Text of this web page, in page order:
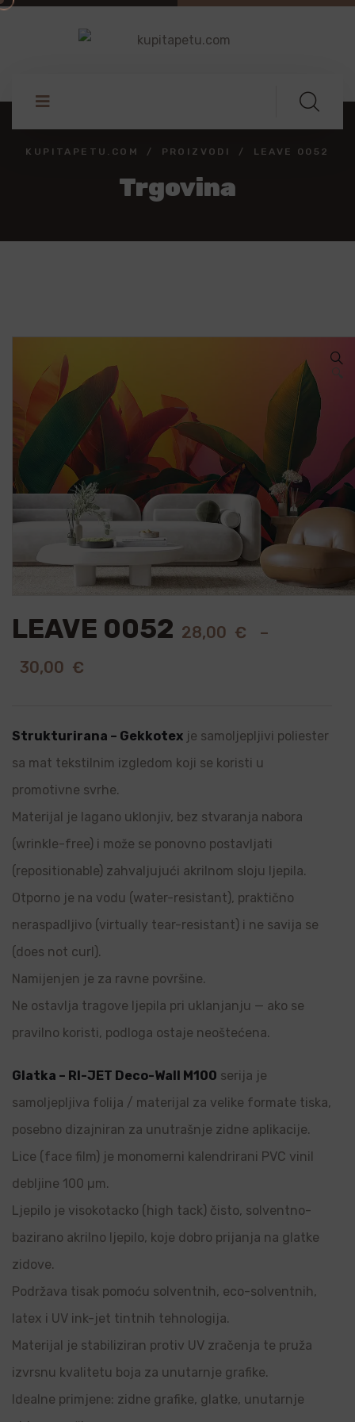
KUPITAPETU.COM PROIZVODI LEAVE 0052
Trgovina
🔍
LEAVE 0052 28,00 €
–
30,00 €
Strukturirana – Gekkotex je samoljepljivi poliester
sa mat tekstilnim izgledom koji se koristi u
promotivne svrhe.
Materijal je lagano uklonjiv, bez stvaranja nabora
(wrinkle-free) i može se ponovno postavljati
(repositionable) zahvaljujući akrilnom sloju ljepila.
Otporno je na vodu (water-resistant), praktično
neraspadljivo (virtually tear-resistant) i ne savija se
(does not curl).
Namijenjen je za ravne površine.
Ne ostavlja tragove ljepila pri uklanjanju — ako se
pravilno koristi, podloga ostaje neoštećena.
Glatka – RI-JET Deco-Wall M100 serija je
samoljepljiva folija / materijal za velike formate tiska,
posebno dizajniran za unutrašnje zidne aplikacije.
Lice (face film) je monomerni kalendrirani PVC vinil
debljine 100 µm.
Ljepilo je visokotacko (high tack) čisto, solventno-
bazirano akrilno ljepilo, koje dobro prijanja na glatke
zidove.
Podržava tisak pomoću solventnih, eco-solventnih,
latex i UV ink-jet tintnih tehnologija.
Materijal je stabiliziran protiv UV zračenja te pruža
izvrsnu kvalitetu boja za unutarnje grafike.
Idealne primjene: zidne grafike, glatke, unutarnje